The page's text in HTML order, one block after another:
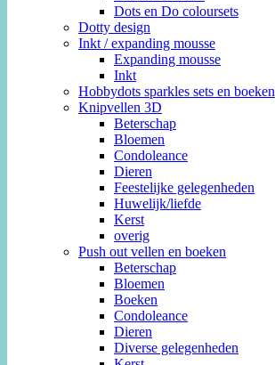
Dots en Do coloursets
Dotty design
Inkt / expanding mousse
Expanding mousse
Inkt
Hobbydots sparkles sets en boeken
Knipvellen 3D
Beterschap
Bloemen
Condoleance
Dieren
Feestelijke gelegenheden
Huwelijk/liefde
Kerst
overig
Push out vellen en boeken
Beterschap
Bloemen
Boeken
Condoleance
Dieren
Diverse gelegenheden